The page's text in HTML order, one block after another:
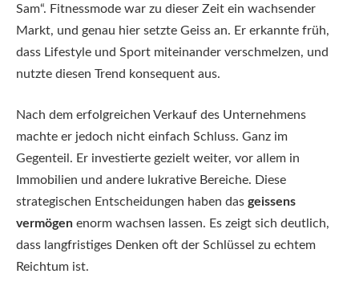
Sam“. Fitnessmode war zu dieser Zeit ein wachsender
Markt, und genau hier setzte Geiss an. Er erkannte früh,
dass Lifestyle und Sport miteinander verschmelzen, und
nutzte diesen Trend konsequent aus.
Nach dem erfolgreichen Verkauf des Unternehmens
machte er jedoch nicht einfach Schluss. Ganz im
Gegenteil. Er investierte gezielt weiter, vor allem in
Immobilien und andere lukrative Bereiche. Diese
strategischen Entscheidungen haben das geissens
vermögen enorm wachsen lassen. Es zeigt sich deutlich,
dass langfristiges Denken oft der Schlüssel zu echtem
Reichtum ist.